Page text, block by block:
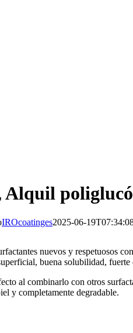
Alquil
IROcoatinges2025-06-
nuevos y respetuosos
buena solubilidad,
al combinarlo con otros
y completamente degradable.